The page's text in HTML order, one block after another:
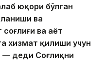
юқори бўлган
ва
ва ҳаёт
хизмат қилиши учун
деди Соғлиқни